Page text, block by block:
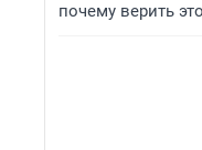
почему верить